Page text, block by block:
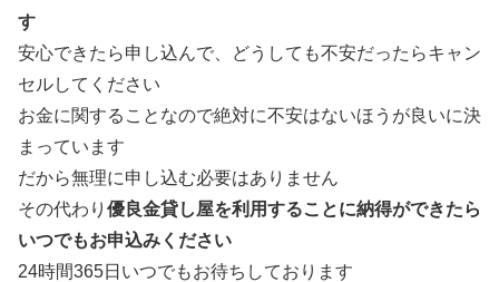
す
安心できたら申し込んで、どうしても不安だったらキャン
セルしてください
お金に関することなので絶対に不安はないほうが良いに決
まっています
だから無理に申し込む必要はありません
その代わり 優良金貸し屋を利用することに納得ができたら
いつでもお申込みください
24時間365日いつでもお待ちしております